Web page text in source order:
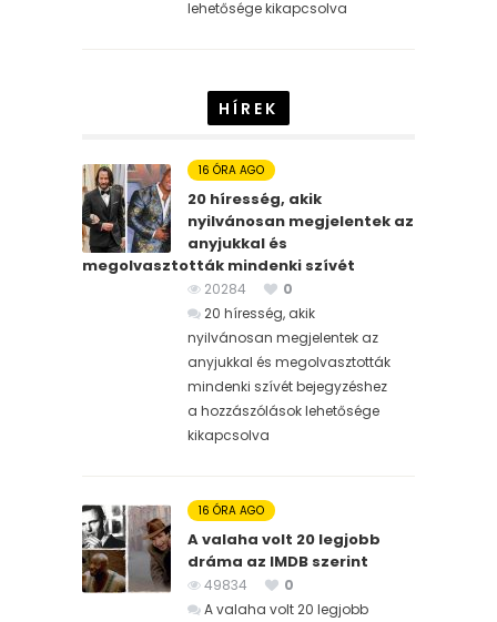
lehetősége kikapcsolva
HÍREK
16 ÓRA AGO
20 híresség, akik
nyilvánosan megjelentek az
anyjukkal és
megolvasztották mindenki szívét
20284
0
20 híresség, akik
nyilvánosan megjelentek az
anyjukkal és megolvasztották
mindenki szívét bejegyzéshez
a hozzászólások lehetősége
kikapcsolva
16 ÓRA AGO
A valaha volt 20 legjobb
dráma az IMDB szerint
49834
0
A valaha volt 20 legjobb